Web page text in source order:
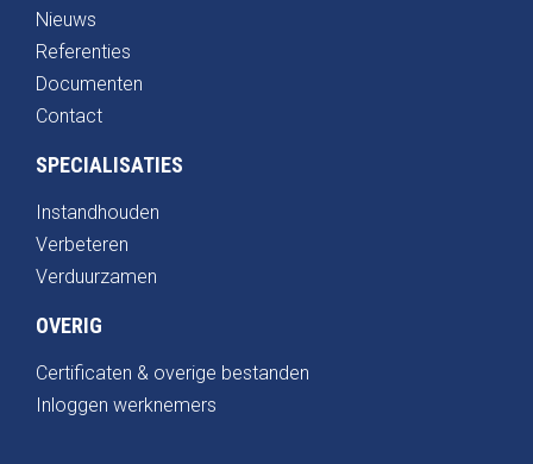
Nieuws
Referenties
Documenten
Contact
SPECIALISATIES
Instandhouden
Verbeteren
Verduurzamen
OVERIG
Certificaten & overige bestanden
Inloggen werknemers